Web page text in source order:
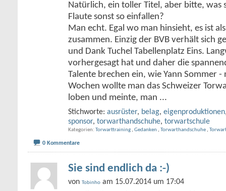
Natürlich, ein toller Titel, aber bitte, was
Flaute sonst so einfallen?
Man echt. Egal wo man hinsieht, es ist
zusammen. Einzig der BVB verhält sich
und Dank Tuchel Tabellenplatz Eins.
vorhergesagt hat und daher die
Talente brechen ein, wie Yann Sommer
Wochen wollte man das Schweizer
loben und meinte, man ...
Stichworte: ausrüster, belag, eigenproduktionen
sponsor, torwarthandschuhe, torwartschule
Kategorien Torwarttraining , Gedanken , Torwarthandschuhe ,
0 Kommentare
Sie sind endlich da :-)
von Tobinho am 15.07.2014 um 17:04